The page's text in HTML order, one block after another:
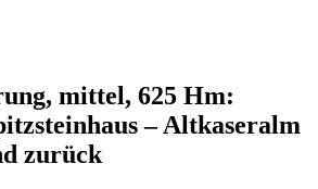
mittel, 625 Hm:
– Altkaseralm
zurück